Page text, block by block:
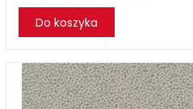
Do koszyka